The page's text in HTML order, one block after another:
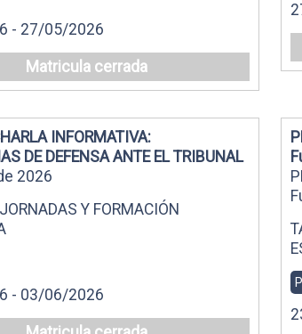
- 27/05/2026
Matricula cerrada
INFORMATIVA:
DE DEFENSA ANTE EL TRIBUNAL
2026
Y FORMACIÓN
- 03/06/2026